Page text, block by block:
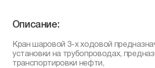
Описание:
Кран шаровой 3-х ходовой
установки на трубопроводах,
транспортировки нефти,